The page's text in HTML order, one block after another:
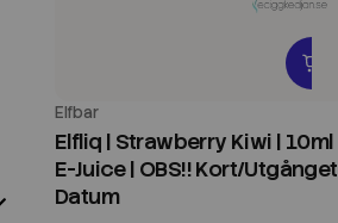
Elfbar
Elfliq | Strawberry Kiwi | 10ml
E-Juice | OBS!! Kort/Utgånget
Datum